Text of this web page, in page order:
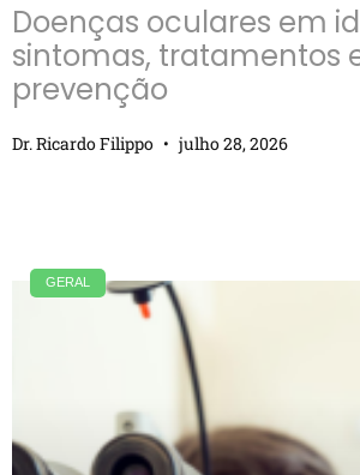
Doenças oculares em
sintomas, tratamentos
prevenção
Dr. Ricardo Filippo julho 28, 2026
GERAL